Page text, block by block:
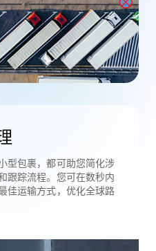
型包裹，都可助您简化涉
跟踪流程。您可在数秒内
佳运输方式，优化全球路